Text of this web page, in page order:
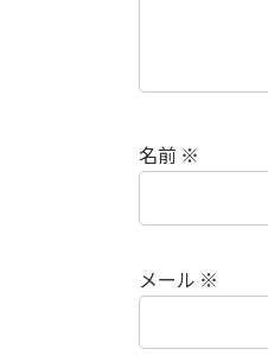
名前 ※
メール ※